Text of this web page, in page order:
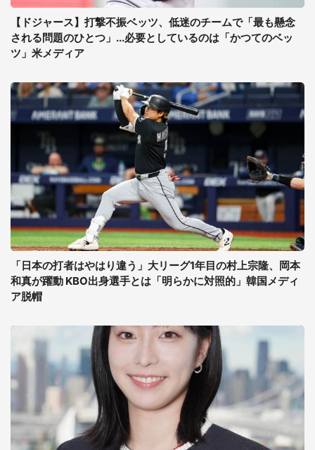
【ドジャース】打撃不振ベッツ、低迷のチームで「最も懸念
される問題のひとつ」...必要としているのは「かつてのベッ
ツ」米メディア
「日本の打者はやはり違う」大リーグ1年目の村上宗隆、岡本
和真が躍動 KBO出身選手とは「明らかに対照的」韓国メディ
ア脱帽